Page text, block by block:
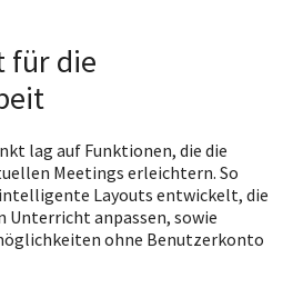
für die
lag auf Funktionen, die die
Meetings erleichtern. So
Layouts entwickelt, die
Unterricht anpassen, sowie
ohne Benutzerkonto